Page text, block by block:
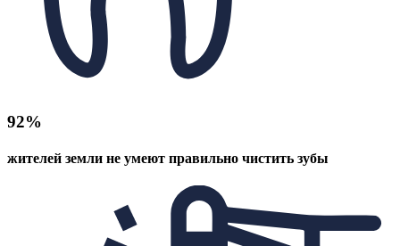
92%
жителей земли не умеют правильно чистить зубы